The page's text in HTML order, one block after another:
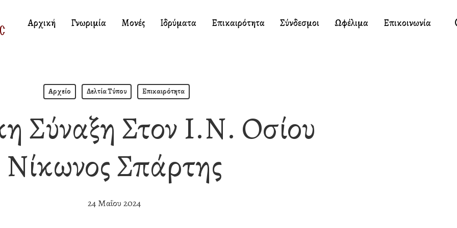
Αρχική Γνωριμία Μονές Ιδρύματα Επικαιρότητα Σύνδεσμοι Ωφέλιμα Επικοινωνία
Αρχείο Δελτία Τύπου Επικαιρότητα
Σύναξη Στον Ι.Ν. Οσίου
Νίκωνος Σπάρτης
24 Μαΐου 2024